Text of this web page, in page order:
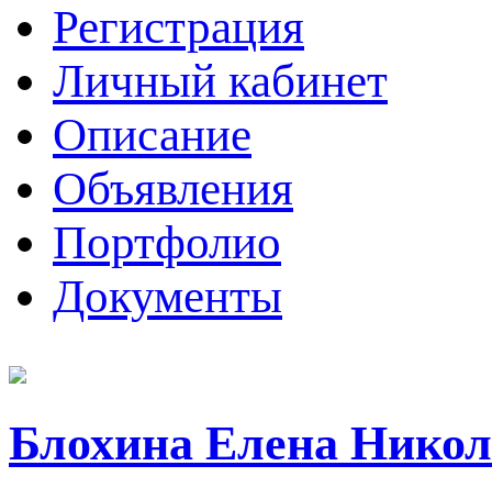
Регистрация
Личный кабинет
Описание
Объявления
Портфолио
Документы
Блохина Елена